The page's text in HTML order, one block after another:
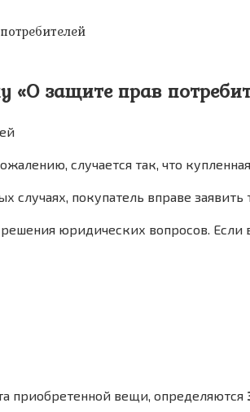
«О защите прав
случается так, что
покупатель вправе
юридических вопросов. Если
приобретенной вещи, определяются